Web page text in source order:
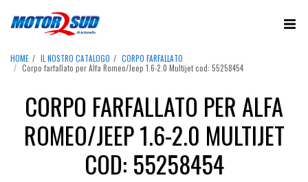
HOME IL NOSTRO CATALOGO
CORPO FARFALLATO
Corpo farfallato per Alfa Romeo/Jeep 1.6-2.0 Multijet cod: 55258454
CORPO FARFALLATO PER ALFA
ROMEO/JEEP 1.6-2.0 MULTIJET
COD: 55258454